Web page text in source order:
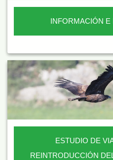
INFORMACIÓN
ESTUDIO DE
REINTRODUCCIÓN